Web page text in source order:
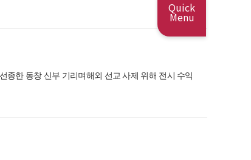
Quick
Menu
종한 동창 신부 기리며해외 선교 사제 위해 전시 수익